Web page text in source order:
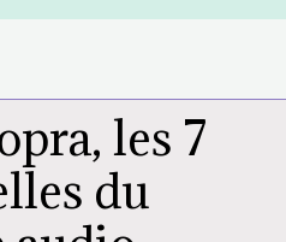
les 7
du